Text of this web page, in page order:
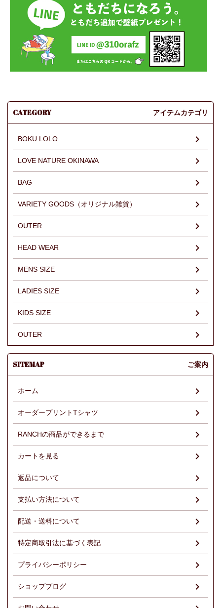
CATEGORY アイテムカテゴリ
BOKU LOLO
LOVE NATURE OKINAWA
BAG
VARIETY GOODS（オリジナル雑貨）
OUTER
HEAD WEAR
MENS SIZE
LADIES SIZE
KIDS SIZE
OUTER
SITEMAP ご案内
ホーム
オーダープリントTシャツ
RANCHの商品ができるまで
カートを見る
返品について
支払い方法について
配送・送料について
特定商取引法に基づく表記
プライバシーポリシー
ショップブログ